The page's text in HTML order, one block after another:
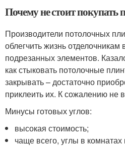
Почему не стоит покупать
Производители потолочных
облегчить жизнь
подрезанных элементов.
как стыковать потолочные
закрывать – достаточно
приклеить их. К сожалению не
Минусы готовых углов:
высокая стоимость;
чаще всего, углы в